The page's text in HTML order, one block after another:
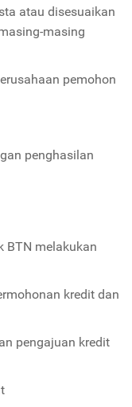
atau disesuaikan
masing
pemohon
penghasilan
BTN melakukan
kredit dan
pengajuan kredit